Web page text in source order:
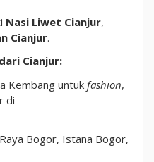
Nasi Liwet Cianjur,
Cianjur.
Cianjur:
Kembang untuk fashion,
di
Bogor, Istana Bogor,